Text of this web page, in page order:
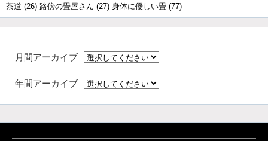
茶道 (26) 路傍の畳屋さん (27) 身体に優しい畳 (77)
月間アーカイブ
年間アーカイブ